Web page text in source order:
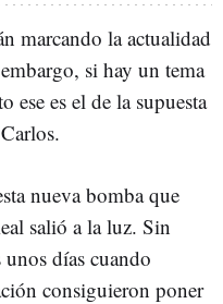
marcando la actualidad
si hay un tema
ese es el de la supuesta
nueva bomba que
salió a la luz. Sin
días cuando
consiguieron poner